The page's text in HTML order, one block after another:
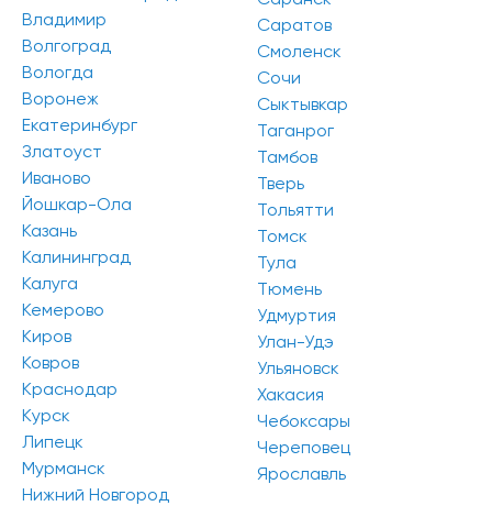
запросу. Попробуйте изменить параметры поиска
Владимир
Волгоград
Вологда
Воронеж
Екатеринбург
Златоуст
Иваново
Йошкар-Ола
Казань
Калининград
Калуга
Кемерово
Киров
Ковров
Краснодар
Курск
Липецк
Мурманск
Нижний Новгород
Саратов
Смоленск
Сочи
Сыктывкар
Таганрог
Тамбов
Тверь
Тольятти
Томск
Тула
Тюмень
Удмуртия
Улан-Удэ
Ульяновск
Хакасия
Чебоксары
Череповец
Ярославль